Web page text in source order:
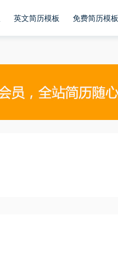
英文简历模板 免费简历模板